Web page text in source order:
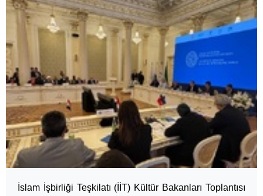
İslam İşbirliği Teşkilatı (İİT) Kültür Bakanları Toplantısı